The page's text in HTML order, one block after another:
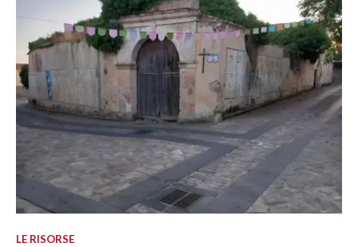
LE RISORSE